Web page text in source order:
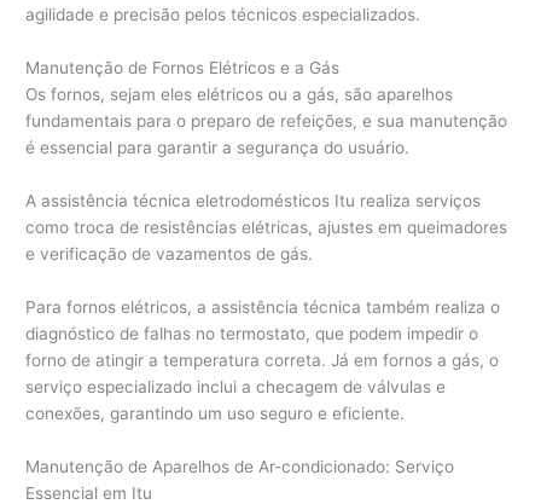
agilidade e precisão pelos técnicos especializados.
Manutenção de Fornos Elétricos e a Gás
Os fornos, sejam eles elétricos ou a gás, são aparelhos
fundamentais para o preparo de refeições, e sua manutenção
é essencial para garantir a segurança do usuário.
A assistência técnica eletrodomésticos Itu realiza serviços
como troca de resistências elétricas, ajustes em queimadores
e verificação de vazamentos de gás.
Para fornos elétricos, a assistência técnica também realiza o
diagnóstico de falhas no termostato, que podem impedir o
forno de atingir a temperatura correta. Já em fornos a gás, o
serviço especializado inclui a checagem de válvulas e
conexões, garantindo um uso seguro e eficiente.
Manutenção de Aparelhos de Ar-condicionado: Serviço
Essencial em Itu